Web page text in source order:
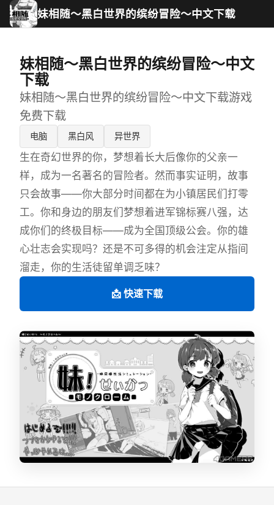
妹相随～黑白世界的缤纷冒险～中文下载
妹相随～黑白世界的缤纷冒险～中文
下载
妹相随～黑白世界的缤纷冒险～中文下载游戏
免费下载
电脑 黑白风 异世界
生在奇幻世界的你，梦想着长大后像你的父亲一
样，成为一名著名的冒险者。然而事实证明，故事
只会故事——你大部分时间都在为小镇居民们打零
工。你和身边的朋友们梦想着进军锦标赛八强，达
成你们的终极目标——成为全国顶级公会。你的雄
心壮志会实现吗？还是不可多得的机会注定从指间
溜走，你的生活徒留单调乏味？
📩 快速下载